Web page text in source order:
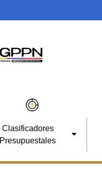
Clasificadores
Presupuestales